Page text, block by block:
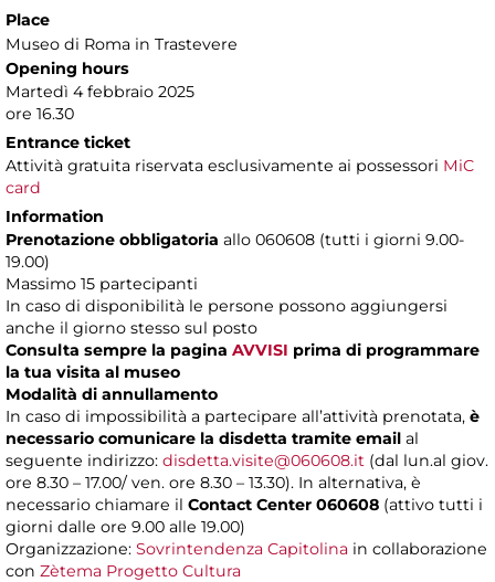
Place
Museo di Roma in Trastevere
Opening hours
Martedì 4 febbraio 2025
ore 16.30
Entrance ticket
Attività gratuita riservata esclusivamente ai possessori MiC
card
Information
Prenotazione obbligatoria allo 060608 (tutti i giorni 9.00-
19.00)
Massimo 15 partecipanti
In caso di disponibilità le persone possono aggiungersi
anche il giorno stesso sul posto
Consulta sempre la pagina AVVISI prima di programmare
la tua visita al museo
Modalità di annullamento
In caso di impossibilità a partecipare all’attività prenotata, è
necessario comunicare la disdetta tramite email al
seguente indirizzo: disdetta.visite@060608.it (dal lun.al giov.
ore 8.30 – 17.00/ ven. ore 8.30 – 13.30). In alternativa, è
necessario chiamare il Contact Center 060608 (attivo tutti i
giorni dalle ore 9.00 alle 19.00)
Organizzazione: Sovrintendenza Capitolina in collaborazione
con Zètema Progetto Cultura